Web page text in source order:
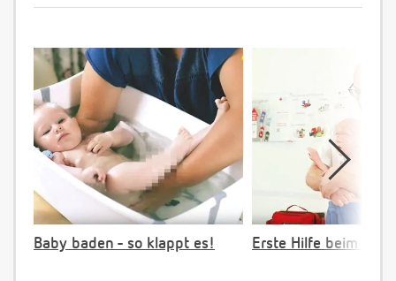
Baby baden - so klappt es! Erste Hilfe beim